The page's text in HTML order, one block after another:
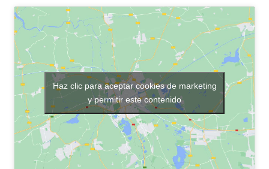
Haz clic para aceptar cookies de marketing
y permitir este contenido